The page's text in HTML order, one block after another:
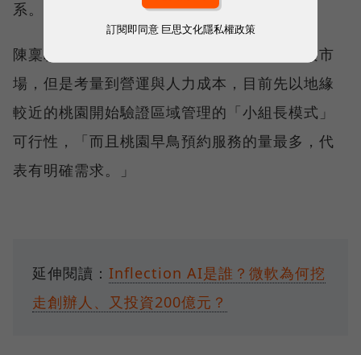
系。
陳稟韜解釋，雖然先前以台南為雙北外的主攻市
場，但是考量到營運與人力成本，目前先以地緣
較近的桃園開始驗證區域管理的「小組長模式」
可行性，「而且桃園早鳥預約服務的量最多，代
表有明確需求。」
延伸閱讀： Inflection AI是誰？微軟為何挖
走創辦人、又投資200億元？
訂閱即同意 巨思文化隱私權政策